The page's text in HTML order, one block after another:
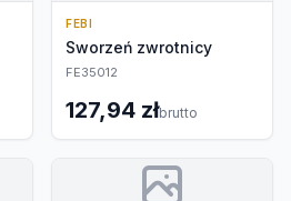
FEBI
Sworzeń zwrotnicy
FE35012
127,94 złbrutto